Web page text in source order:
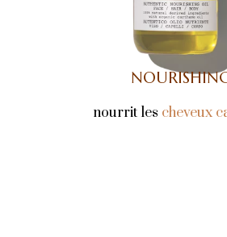
nourrit les cheveux